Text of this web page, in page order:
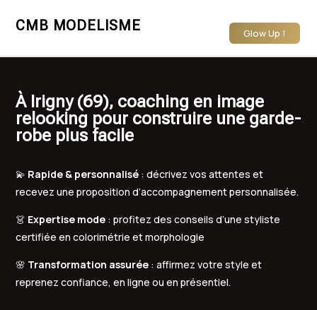
CMB MODELISME Glow Up !
À Irigny (69), coaching en image
relooking pour construire une garde-
robe plus facile
💫 Rapide & personnalisé : décrivez vos attentes et
recevez une proposition d’accompagnement personnalisée.
👗 Expertise mode : profitez des conseils d’une styliste
certifiée en colorimétrie et morphologie
🌸 Transformation assurée : affirmez votre style et
reprenez confiance, en ligne ou en présentiel.